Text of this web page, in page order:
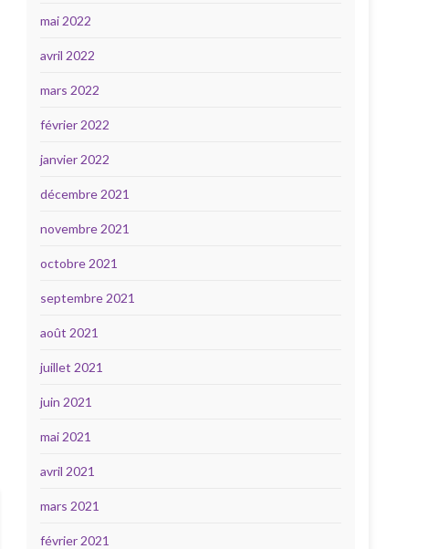
mai 2022
avril 2022
mars 2022
février 2022
janvier 2022
décembre 2021
novembre 2021
octobre 2021
septembre 2021
août 2021
juillet 2021
juin 2021
mai 2021
avril 2021
mars 2021
février 2021